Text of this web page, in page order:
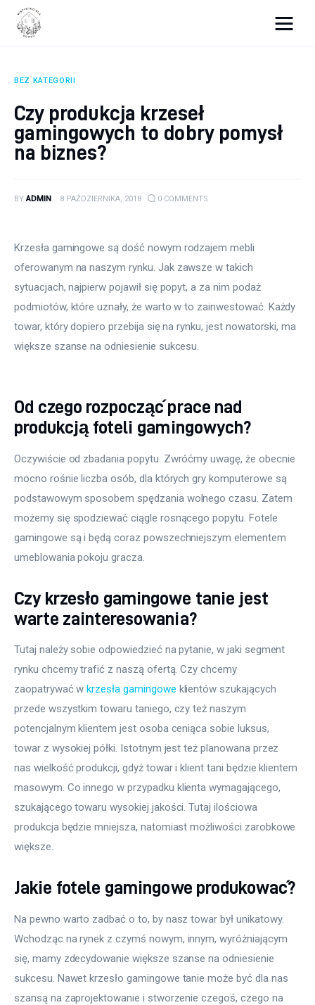
Remont
Ogród
BEZ KATEGORII
Czy produkcja krzeseł
gamingowych to dobry pomysł
na biznes?
BY ADMIN 8 PAŹDZIERNIKA, 2018 0 COMMENTS
Krzesła gamingowe są dość nowym rodzajem mebli
oferowanym na naszym rynku. Jak zawsze w takich
sytuacjach, najpierw pojawił się popyt, a za nim podaż
podmiotów, które uznały, że warto w to zainwestować. Każdy
towar, który dopiero przebija się na rynku, jest nowatorski, ma
większe szanse na odniesienie sukcesu.
Od czego rozpocząć prace nad
produkcją foteli gamingowych?
Oczywiście od zbadania popytu. Zwróćmy uwagę, że obecnie
mocno rośnie liczba osób, dla których gry komputerowe są
podstawowym sposobem spędzania wolnego czasu. Zatem
możemy się spodziewać ciągle rosnącego popytu. Fotele
gamingowe są i będą coraz powszechniejszym elementem
umeblowania pokoju gracza.
Czy krzesło gamingowe tanie jest
warte zainteresowania?
Tutaj należy sobie odpowiedzieć na pytanie, w jaki segment
rynku chcemy trafić z naszą ofertą. Czy chcemy
zaopatrywać w krzesła gamingowe klientów szukających
przede wszystkim towaru taniego, czy też naszym
potencjalnym klientem jest osoba ceniąca sobie luksus,
towar z wysokiej półki. Istotnym jest też planowana przez
nas wielkość produkcji, gdyż towar i klient tani będzie klientem
masowym. Co innego w przypadku klienta wymagającego,
szukającego towaru wysokiej jakości. Tutaj ilościowa
produkcja będzie mniejsza, natomiast możliwości zarobkowe
większe.
Jakie fotele gamingowe produkować?
Na pewno warto zadbać o to, by nasz towar był unikatowy.
Wchodząc na rynek z czymś nowym, innym, wyróżniającym
się, mamy zdecydowanie większe szanse na odniesienie
sukcesu. Nawet krzesło gamingowe tanie może być dla nas
szansą na zaprojektowanie i stworzenie czegoś, czego na